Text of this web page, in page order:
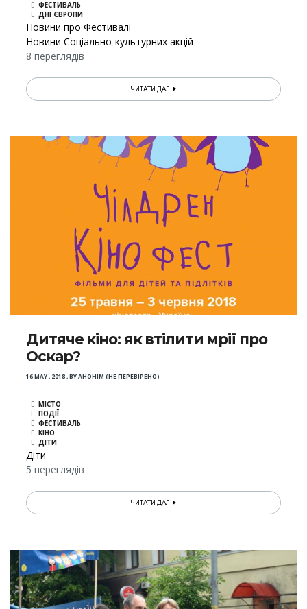
ФЕСТИВАЛЬ
ДНІ ЄВРОПИ
Новини про Фестивалі
Новини Соціально-культурних акцій
8 переглядів
ЧИТАТИ ДАЛІ
Дитяче кіно: як втілити мрії про
Оскар?
16 MAY , 2018,BYАНОНІМ (НЕ ПЕРЕВІРЕНО)
МІСТО
ПОДІЇ
ФЕСТИВАЛЬ
КІНО
ДІТИ
Діти
5 переглядів
ЧИТАТИ ДАЛІ